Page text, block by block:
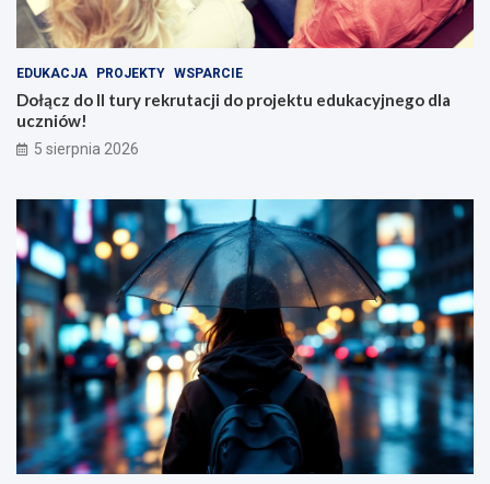
EDUKACJA PROJEKTY WSPARCIE
Dołącz do II tury rekrutacji do projektu edukacyjnego dla
uczniów!
5 sierpnia 2026